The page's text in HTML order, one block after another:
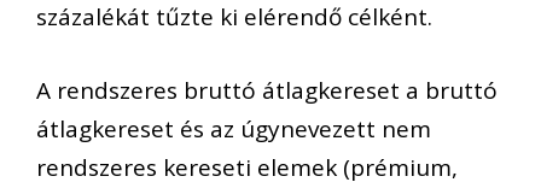
százalékát tűzte ki elérendő célként.
A rendszeres bruttó átlagkereset a bruttó
átlagkereset és az úgynevezett nem
rendszeres kereseti elemek (prémium,